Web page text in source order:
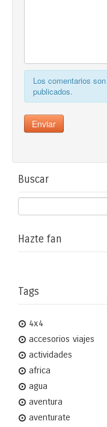
Los comentarios
publicados.
Buscar
Hazte fan
Tags
4x4
accesorios viajes
actividades
africa
agua
aventura
aventurate